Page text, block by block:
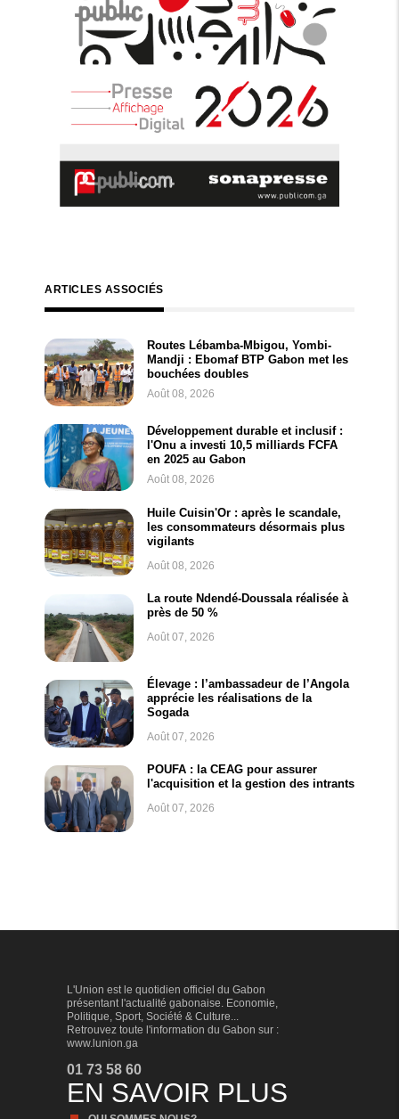
ARTICLES ASSOCIÉS
Routes Lébamba-Mbigou, Yombi-
Mandji : Ebomaf BTP Gabon met les
bouchées doubles
Août 08, 2026
Développement durable et inclusif :
l'Onu a investi 10,5 milliards FCFA
en 2025 au Gabon
Août 08, 2026
Huile Cuisin'Or : après le scandale,
les consommateurs désormais plus
vigilants
Août 08, 2026
La route Ndendé-Doussala réalisée à
près de 50 %
Août 07, 2026
Élevage : l’ambassadeur de l’Angola
apprécie les réalisations de la
Sogada
Août 07, 2026
POUFA : la CEAG pour assurer
l'acquisition et la gestion des intrants
Août 07, 2026
L'Union est le quotidien officiel du Gabon
présentant l'actualité gabonaise. Economie,
Politique, Sport, Société & Culture...
Retrouvez toute l'information du Gabon sur :
www.lunion.ga
01 73 58 60
EN SAVOIR PLUS